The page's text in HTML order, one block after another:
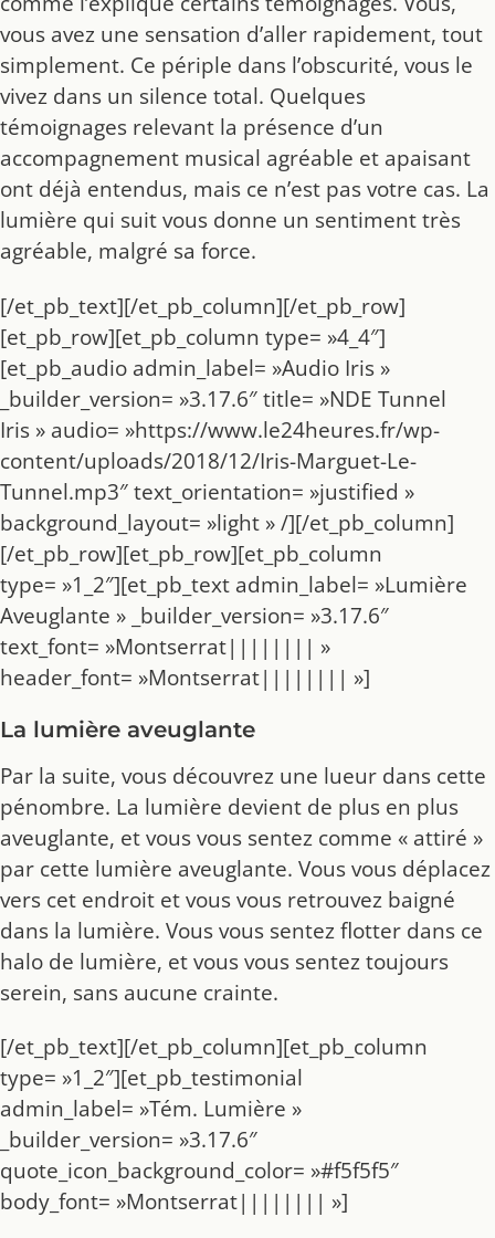
vous avez une sensation d’aller rapidement, tout
simplement. Ce périple dans l’obscurité, vous le
vivez dans un silence total. Quelques
témoignages relevant la présence d’un
accompagnement musical agréable et apaisant
ont déjà entendus, mais ce n’est pas votre cas. La
lumière qui suit vous donne un sentiment très
agréable, malgré sa force.
[/et_pb_text][/et_pb_column][/et_pb_row]
[et_pb_row][et_pb_column type= »4_4″]
[et_pb_audio admin_label= »Audio Iris »
_builder_version= »3.17.6″ title= »NDE Tunnel
Iris » audio= »https://www.le24heures.fr/wp-
content/uploads/2018/12/Iris-Marguet-Le-
Tunnel.mp3″ text_orientation= »justified »
background_layout= »light » /][/et_pb_column]
[/et_pb_row][et_pb_row][et_pb_column
type= »1_2″][et_pb_text admin_label= »Lumière
Aveuglante » _builder_version= »3.17.6″
text_font= »Montserrat|||||||| »
header_font= »Montserrat|||||||| »]
La lumière aveuglante
Par la suite, vous découvrez une lueur dans cette
pénombre. La lumière devient de plus en plus
aveuglante, et vous vous sentez comme « attiré »
par cette lumière aveuglante. Vous vous déplacez
vers cet endroit et vous vous retrouvez baigné
dans la lumière. Vous vous sentez flotter dans ce
halo de lumière, et vous vous sentez toujours
serein, sans aucune crainte.
[/et_pb_text][/et_pb_column][et_pb_column
type= »1_2″][et_pb_testimonial
admin_label= »Tém. Lumière »
_builder_version= »3.17.6″
quote_icon_background_color= »#f5f5f5″
body_font= »Montserrat|||||||| »]